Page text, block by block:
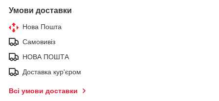
Умови доставки
Нова Пошта
Самовивіз
НОВА ПОШТА
Доставка кур'єром
Всі умови доставки